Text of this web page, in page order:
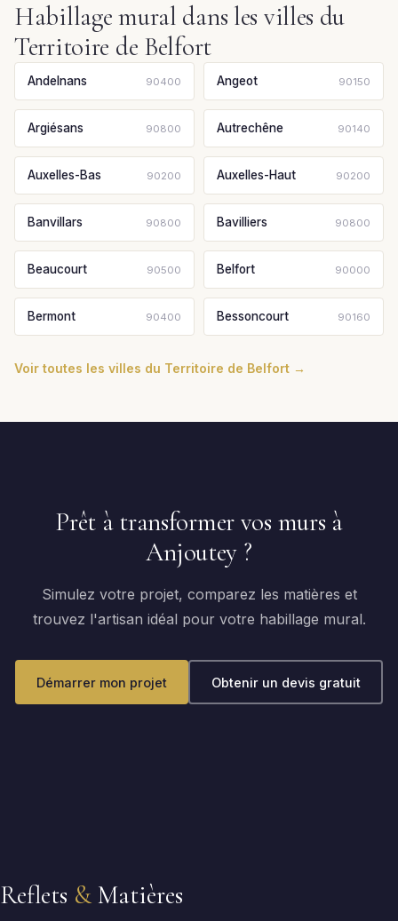
Habillage mural dans les villes du
Territoire de Belfort
Andelnans 90400 Angeot 90150
Argiésans 90800 Autrechêne 90140
Auxelles-Bas 90200 Auxelles-Haut 90200
Banvillars 90800 Bavilliers 90800
Beaucourt 90500 Belfort 90000
Bermont 90400 Bessoncourt 90160
Voir toutes les villes du Territoire de Belfort →
Prêt à transformer vos murs à
Anjoutey ?
Simulez votre projet, comparez les matières et
trouvez l'artisan idéal pour votre habillage mural.
Démarrer mon projet Obtenir un devis gratuit
Reflets & Matières